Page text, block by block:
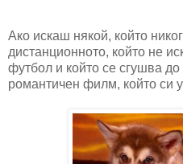
Ако искаш някой, който
дистанционното, който не
футбол и който се сгушва
романтичен филм, който си